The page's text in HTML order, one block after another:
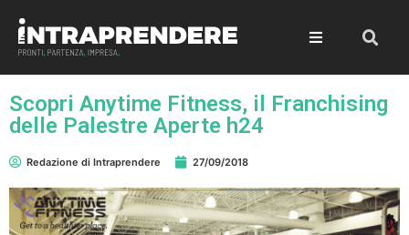
Scopri Anytime Fitness, il Franchising
delle Palestre Aperte h24
Redazione di Intraprendere 27/09/2018